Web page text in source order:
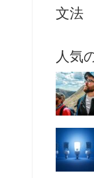
文法
人気